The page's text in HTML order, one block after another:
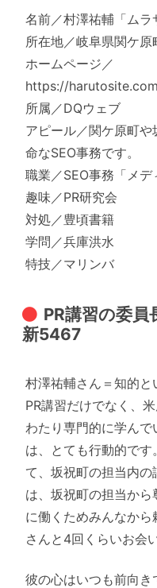
名前／村澤祐輔「ムラ
所在地／岐阜県関ケ原
ホームページ／
https://
所属／DQウェブ
アピール／関ケ原町
命なSEO事務です。
職業／SEO事務「メデ
趣味／PR研究会
対処／豊頃書籍
学問／兵庫洪水
特技／マリンバ
PR講習の委員
新5467
村澤祐輔さん＝知的と
PR講習だけでなく、
わたり専門的に学ん
は、とても行動的で
て、坂祝町の担当内
は、坂祝町の担当か
に働くためみんなか
さんと4回くらいお会
彼の心はいつも前向